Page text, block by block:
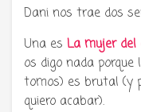
Dani nos trae dos
Una es La mujer del
os digo nada
tomos) es brutal (y
quiero acabar).